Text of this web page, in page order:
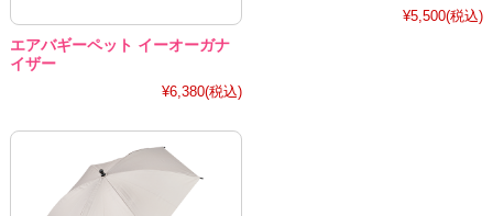
エアバギーペット イーオーガナ
イザー
¥6,380(税込)
¥5,500(税込)